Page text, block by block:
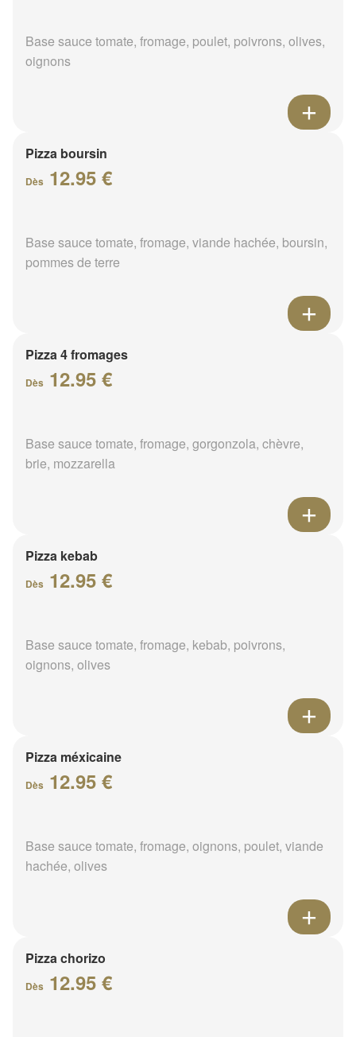
Base sauce tomate, fromage, poulet, poivrons, olives,
oignons
Pizza boursin
Dès 12.95 €
Base sauce tomate, fromage, viande hachée, boursin,
pommes de terre
Pizza 4 fromages
Dès 12.95 €
Base sauce tomate, fromage, gorgonzola, chèvre,
brie, mozzarella
Pizza kebab
Dès 12.95 €
Base sauce tomate, fromage, kebab, poivrons,
oignons, olives
Pizza méxicaine
Dès 12.95 €
Base sauce tomate, fromage, oignons, poulet, viande
hachée, olives
Pizza chorizo
Dès 12.95 €